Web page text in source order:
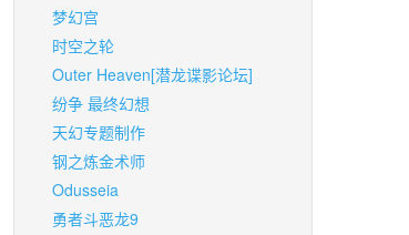
梦幻宫
时空之轮
Outer Heaven[潜龙谍影论坛]
纷争 最终幻想
天幻专题制作
钢之炼金术师
Odusseia
勇者斗恶龙9